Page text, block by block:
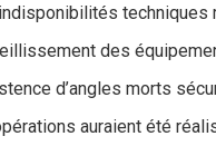
techniques
des
d’angles morts
auraient été